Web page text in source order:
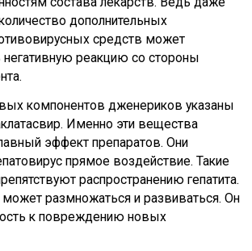
дополнительных
средств может
реакцию со стороны
компонентов дженериков указаны
Именно эти вещества
эффект препаратов. Они
прямое воздействие. Такие
распространению гепатита.
может размножаться и развиваться. Он
к повреждению новых